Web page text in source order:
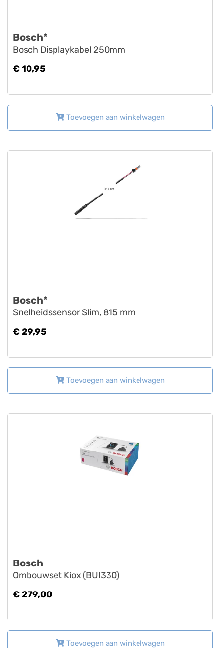
Bosch*
Bosch Displaykabel 250mm
€ 10,95
Toevoegen aan winkelwagen
Bosch*
Snelheidssensor Slim, 815 mm
€ 29,95
Toevoegen aan winkelwagen
Bosch
Ombouwset Kiox (BUI330)
€ 279,00
Toevoegen aan winkelwagen